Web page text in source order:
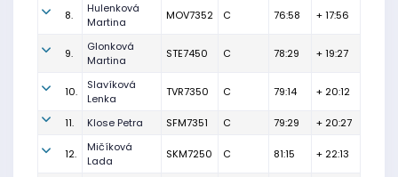
8.
Hulenková
Martina
MOV7352 C 76:58 + 17:56
9.
Glonková
Martina
STE7450 C 78:29 + 19:27
10.
Slavíková
Lenka
TVR7350 C 79:14 + 20:12
11. Klose Petra SFM7351 C 79:29 + 20:27
12.
Mičíková
Lada
SKM7250 C 81:15 + 22:13